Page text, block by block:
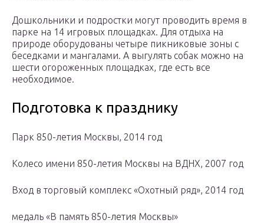
Дошкольники и подростки могут проводить время в
парке на 14 игровых площадках. Для отдыха на
природе оборудованы четыре пикниковые зоны с
беседками и мангалами. А выгулять собак можно на
шести огороженных площадках, где есть все
необходимое.
Подготовка к празднику
Парк 850-летия Москвы, 2014 год
Колесо имени 850-летия Москвы на ВДНХ, 2007 год
Вход в торговый комплекс «Охотный ряд», 2014 год
медаль «В память 850-летия Москвы»